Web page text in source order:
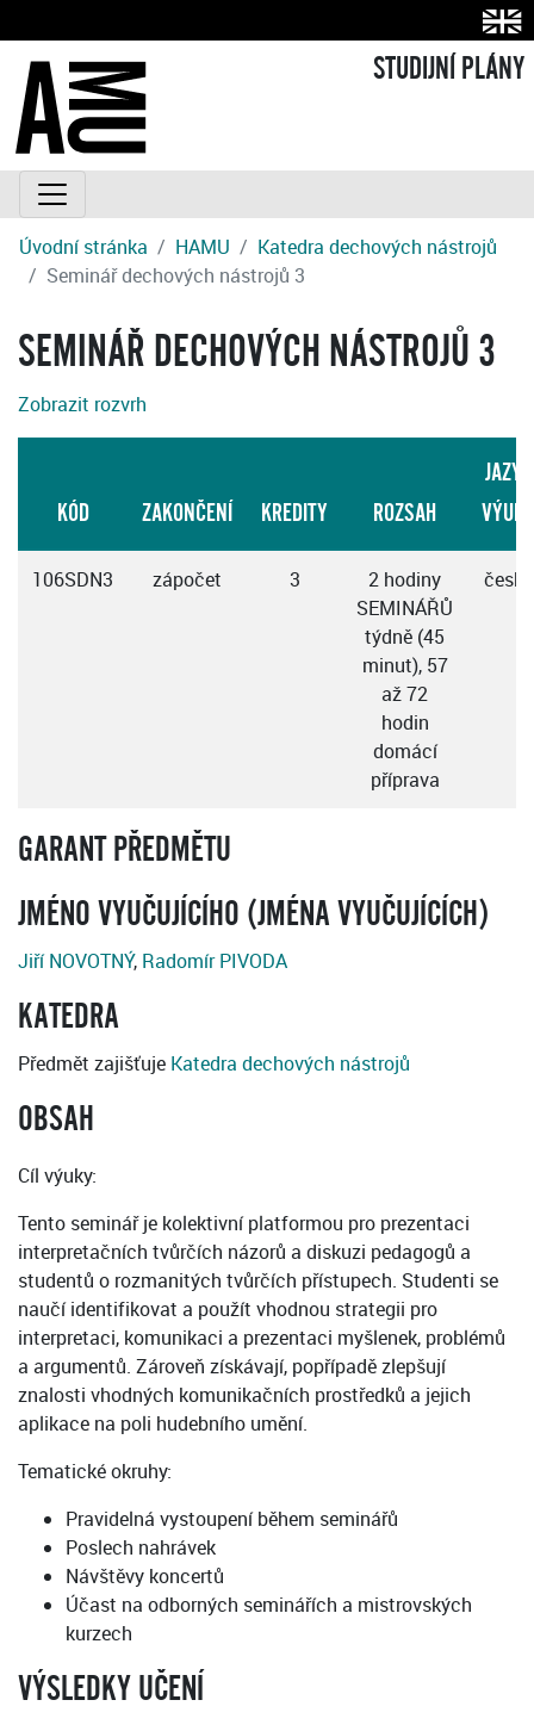
STUDIJNÍ PLÁNY
Úvodní stránka HAMU
Katedra dechových nástrojů
Seminář dechových nástrojů 3
SEMINÁŘ DECHOVÝCH NÁSTROJŮ 3
Zobrazit rozvrh
KÓD ZAKONČENÍ KREDITY ROZSAH
JAZYK
VÝUKY
106SDN3 zápočet 3
2 hodiny
SEMINÁŘŮ
týdně (45
minut), 57
až 72
hodin
domácí
příprava
česky
GARANT PŘEDMĚTU
JMÉNO VYUČUJÍCÍHO (JMÉNA VYUČUJÍCÍCH)
Jiří NOVOTNÝ, Radomír PIVODA
KATEDRA
Předmět zajišťuje Katedra dechových nástrojů
OBSAH
Cíl výuky:
Tento seminář je kolektivní platformou pro prezentaci
interpretačních tvůrčích názorů a diskuzi pedagogů a
studentů o rozmanitých tvůrčích přístupech. Studenti se
naučí identifikovat a použít vhodnou strategii pro
interpretaci, komunikaci a prezentaci myšlenek, problémů
a argumentů. Zároveň získávají, popřípadě zlepšují
znalosti vhodných komunikačních prostředků a jejich
aplikace na poli hudebního umění.
Tematické okruhy:
Pravidelná vystoupení během seminářů
Poslech nahrávek
Návštěvy koncertů
Účast na odborných seminářích a mistrovských
kurzech
VÝSLEDKY UČENÍ